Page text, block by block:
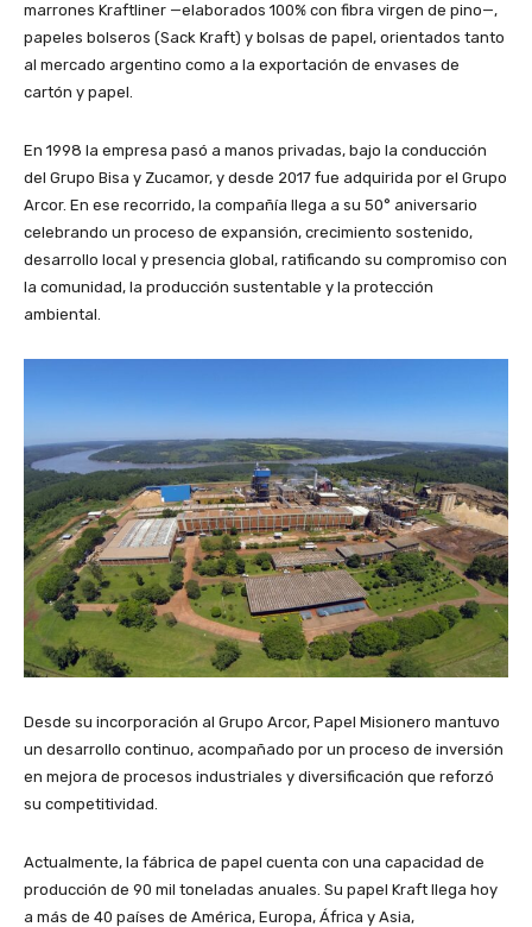
marrones Kraftliner —elaborados 100% con fibra virgen de pino—,
papeles bolseros (Sack Kraft) y bolsas de papel, orientados tanto
al mercado argentino como a la exportación de envases de
cartón y papel.
En 1998 la empresa pasó a manos privadas, bajo la conducción
del Grupo Bisa y Zucamor, y desde 2017 fue adquirida por el Grupo
Arcor. En ese recorrido, la compañía llega a su 50° aniversario
celebrando un proceso de expansión, crecimiento sostenido,
desarrollo local y presencia global, ratificando su compromiso con
la comunidad, la producción sustentable y la protección
ambiental.
Desde su incorporación al Grupo Arcor, Papel Misionero mantuvo
un desarrollo continuo, acompañado por un proceso de inversión
en mejora de procesos industriales y diversificación que reforzó
su competitividad.
Actualmente, la fábrica de papel cuenta con una capacidad de
producción de 90 mil toneladas anuales. Su papel Kraft llega hoy
a más de 40 países de América, Europa, África y Asia,